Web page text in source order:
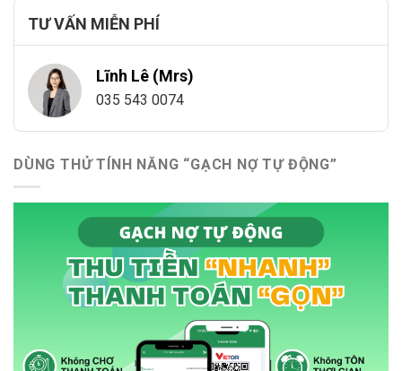
TƯ VẤN MIỄN PHÍ
Lĩnh Lê (Mrs)
035 543 0074
DÙNG THỬ TÍNH NĂNG “GẠCH NỢ TỰ ĐỘNG”